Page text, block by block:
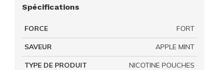
Spécifications
FORCE FORT
SAVEUR APPLE MINT
TYPE DE PRODUIT NICOTINE POUCHES